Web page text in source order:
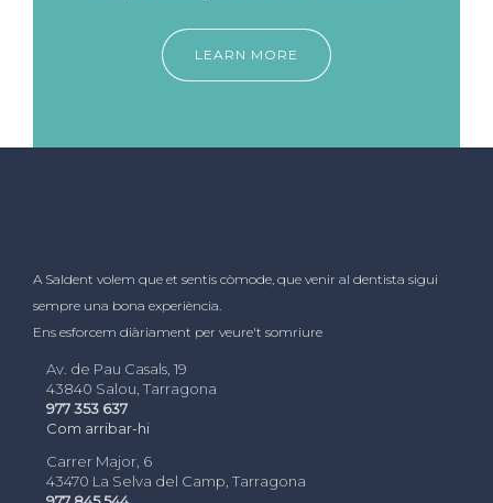
LEARN MORE
A Saldent volem que et sentis còmode, que venir al dentista sigui
sempre una bona experiència.
Ens esforcem diàriament per veure't somriure
Av. de Pau Casals, 19
43840 Salou, Tarragona
977 353 637
Com arribar-hi
Carrer Major, 6
43470 La Selva del Camp, Tarragona